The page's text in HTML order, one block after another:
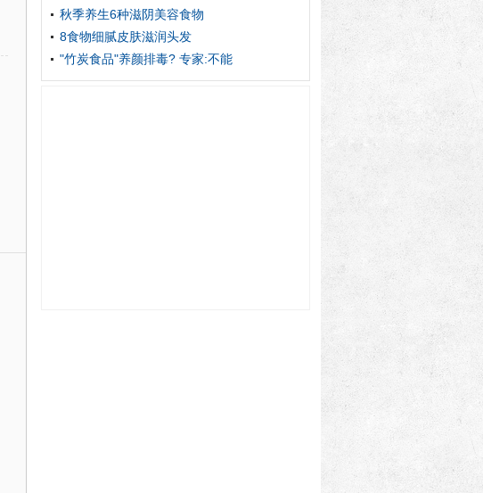
秋季养生6种滋阴美容食物
8食物细腻皮肤滋润头发
"竹炭食品"养颜排毒? 专家:不能